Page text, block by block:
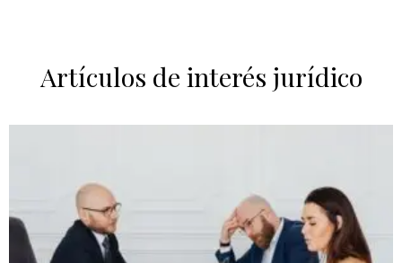
Artículos de interés jurídico